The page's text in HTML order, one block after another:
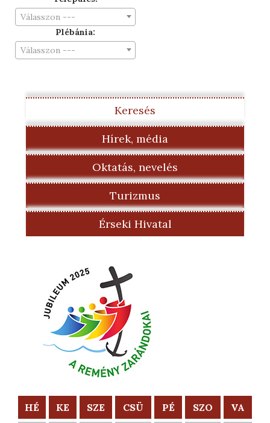
Válasszon ---
Plébánia:
Válasszon ---
Keresés
Hírek, média
Oktatás, nevelés
Turizmus
Érseki Hivatal
HÉ KE SZE CSÜ PÉ SZO VA